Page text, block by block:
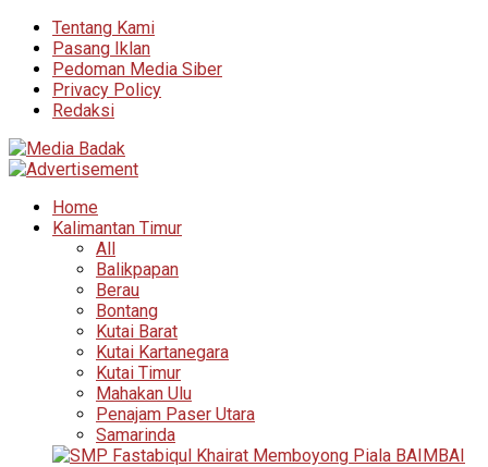
Tentang Kami
Pasang Iklan
Pedoman Media Siber
Privacy Policy
Redaksi
Home
Kalimantan Timur
All
Balikpapan
Berau
Bontang
Kutai Barat
Kutai Kartanegara
Kutai Timur
Mahakan Ulu
Penajam Paser Utara
Samarinda